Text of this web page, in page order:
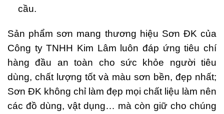
cầu.
Sản phẩm sơn mang thương hiệu Sơn ĐK của
Công ty TNHH Kim Lâm luôn đáp ứng tiêu chí
hàng đầu an toàn cho sức khỏe người tiêu
dùng, chất lượng tốt và màu sơn bền, đẹp nhất;
Sơn ĐK không chỉ làm đẹp mọi chất liệu làm nên
các đồ dùng, vật dụng… mà còn giữ cho chúng